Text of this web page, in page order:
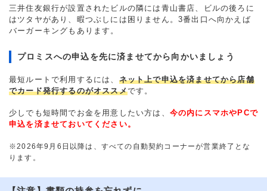
三井住友銀行が設置されたビルの隣には青山書店、ビルの後ろに
はツタヤがあり、暇つぶしには困りません。3番出口へ向かえば
バーガーキングもあります。
プロミスへの申込を先に済ませてから向かいましょう
最短ルートで利用するには、 ネット上で申込を済ませてから店舗
でカード発行するのがオススメです。
少しでも短時間でお金を用意したい方は、 今の内にスマホやPCで
申込を済ませておいてください。
※2026年9月6日以降は、すべての自動契約コーナーが営業終了とな
ります。